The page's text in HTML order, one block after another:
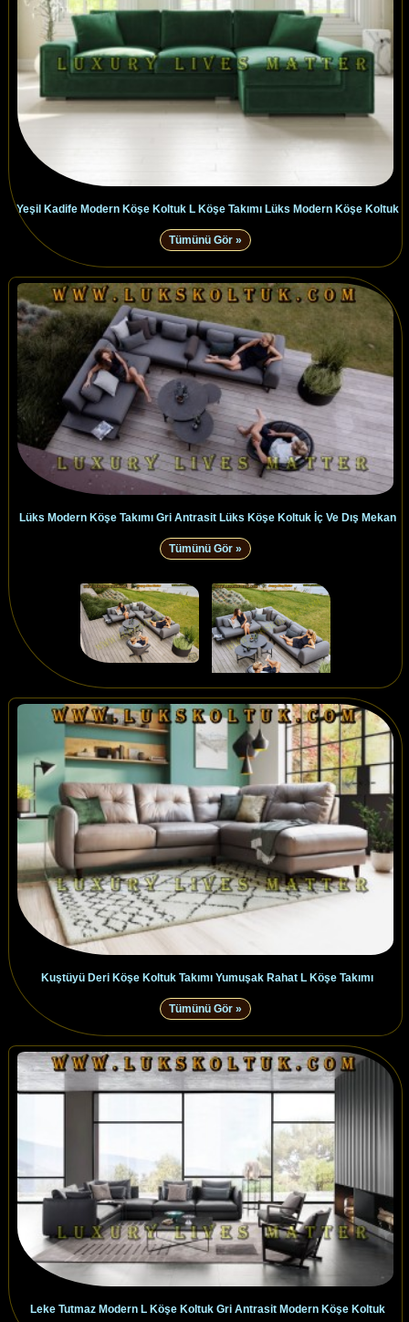
Yeşil Kadife Modern Köşe Koltuk L Köşe Takımı Lüks Modern Köşe Koltuk
Tümünü Gör »
Lüks Modern Köşe Takımı Gri Antrasit Lüks Köşe Koltuk İç Ve Dış Mekan
Tümünü Gör »
Kuştüyü Deri Köşe Koltuk Takımı Yumuşak Rahat L Köşe Takımı
Tümünü Gör »
Leke Tutmaz Modern L Köşe Koltuk Gri Antrasit Modern Köşe Koltuk